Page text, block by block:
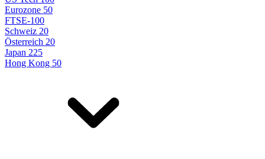
Eurozone 50
FTSE-100
Schweiz 20
Österreich 20
Japan 225
Hong Kong 50